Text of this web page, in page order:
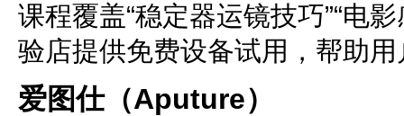
课程覆盖“稳定器运镜技巧”“电
验店提供免费设备试用，帮助
爱图仕（Aputure）